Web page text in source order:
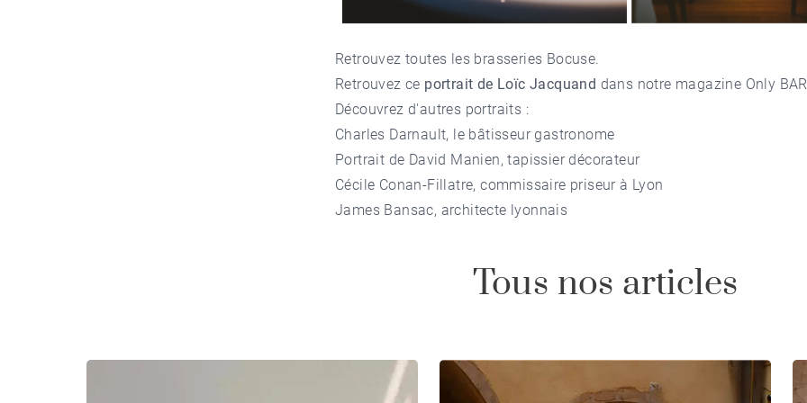
Retrouvez toutes les brasseries Bocuse.
Retrouvez ce portrait de Loïc Jacquand dans notre magazine Only
Découvrez d'autres portraits :
Charles Darnault, le bâtisseur gastronome
Portrait de David Manien, tapissier décorateur
Cécile Conan-Fillatre, commissaire priseur à Lyon
James Bansac, architecte lyonnais
Tous nos articles